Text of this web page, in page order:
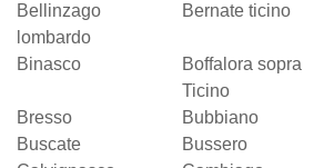
Bellinzago
lombardo
Bernate ticino
Binasco
Boffalora sopra
Ticino
Bresso Bubbiano
Buscate
Bussero